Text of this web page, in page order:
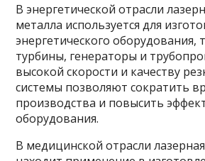
В энергетической отрасли
металла используется для
энергетического оборудования,
турбины, генераторы и
высокой скорости и качеству
системы позволяют сократить
производства и повысить
оборудования.
В медицинской отрасли